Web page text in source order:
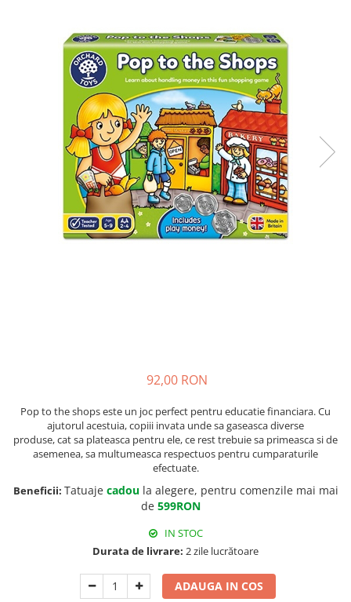
92,00 RON
Pop to the shops este un joc perfect pentru educatie financiara. Cu
ajutorul acestuia, copiii invata unde sa gaseasca diverse
produse, cat sa plateasca pentru ele, ce rest trebuie sa primeasca si de
asemenea, sa multumeasca respectuos pentru cumparaturile
efectuate.
Beneficii: Tatuaje cadoula alegere, pentru comenzile mai mai
de 599RON
IN STOC
Durata de livrare: 2 zile lucrătoare
ADAUGA IN COS